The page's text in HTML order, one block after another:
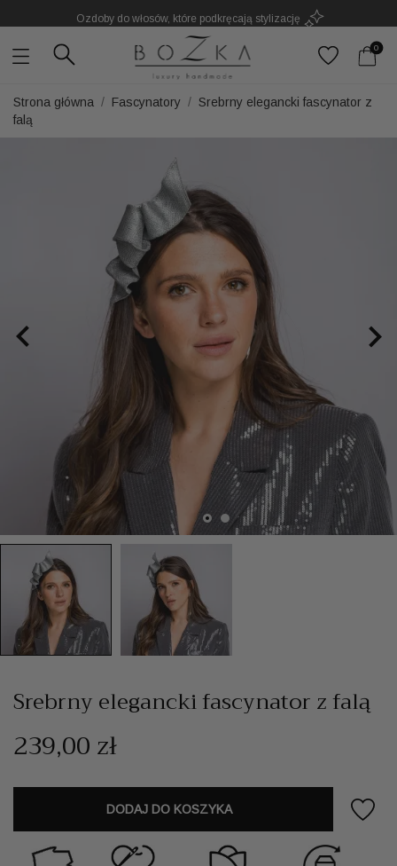
Ozdoby do włosów, które podkręcają stylizację
Powstają w Polsce z dużym udziałem pracy ręcznej
Twój znak rozpoznawczy. Nie kolejny dodatek
0
Strona główna Fascynatory
Srebrny elegancki fascynator z
falą
 
Srebrny elegancki fascynator z falą
239,00 zł
DODAJ DO KOSZYKA